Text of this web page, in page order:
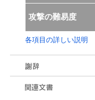
攻撃の難易度
各項目の詳しい説明